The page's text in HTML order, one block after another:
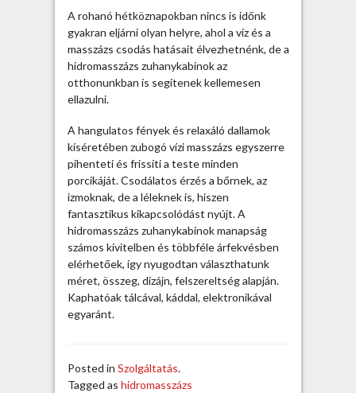
i
n
o
k
a
z
o
t
t
h
o
f
A rohanó hétköznapokban nincs is időnk
gyakran eljárni olyan helyre, ahol a víz és a
masszázs csodás hatásait élvezhetnénk, de a
hidromasszázs zuhanykabinok az
otthonunkban is segítenek kellemesen
ellazulni.
A hangulatos fények és relaxáló dallamok
kíséretében zubogó vízi masszázs egyszerre
pihenteti és frissíti a teste minden
porcikáját. Csodálatos érzés a bőrnek, az
izmoknak, de a léleknek is, hiszen
fantasztikus kikapcsolódást nyújt. A
hidromasszázs zuhanykabinok manapság
számos kivitelben és többféle árfekvésben
elérhetőek, így nyugodtan választhatunk
méret, összeg, dizájn, felszereltség alapján.
Kaphatóak tálcával, káddal, elektronikával
egyaránt.
Posted in Szolgáltatás.
Tagged as hidromasszázs